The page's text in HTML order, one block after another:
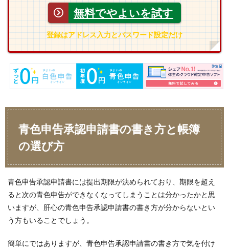
無料でやよいを試す
登録はアドレス入力とパスワード設定だけ
青色申告承認申請書の書き方と帳簿
の選び方
青色申告承認申請書には提出期限が決められており、期限を超え
ると次の青色申告ができなくなってしまうことは分かったかと思
いますが、肝心の青色申告承認申請書の書き方が分からないとい
う方もいることでしょう。
簡単にではありますが、青色申告承認申請書の書き方で気を付け